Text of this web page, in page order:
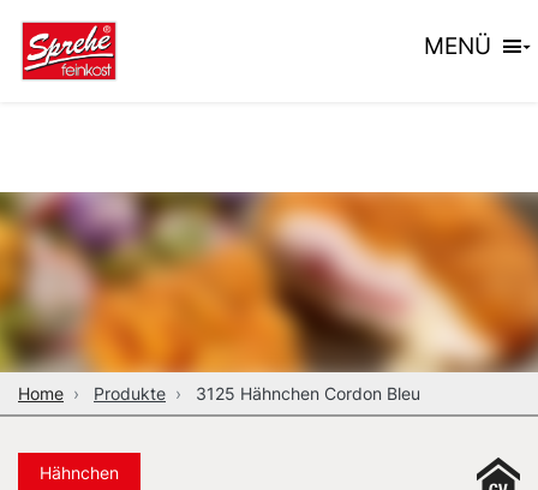
MENÜ
Home Produkte 3125 Hähnchen Cordon Bleu
Hähnchen